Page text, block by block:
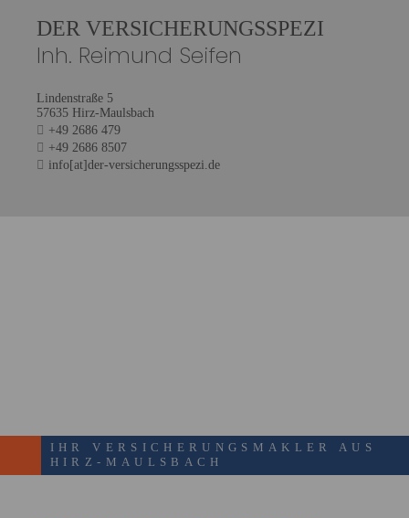
DER VERSICHERUNGSSPEZI
Inh. Reimund Seifen
Lindenstraße 5
57635 Hirz-Maulsbach
+49 2686 479
+49 2686 8507
info[at]der-versicherungsspezi.de
IHR VERSICHERUNGSMAKLER AUS
HIRZ-MAULSBACH